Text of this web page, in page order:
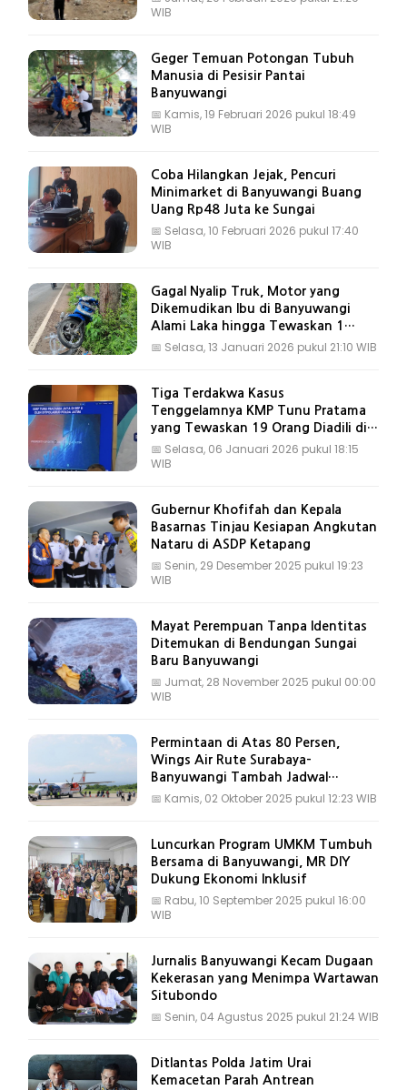
WIB
Geger Temuan Potongan Tubuh
Manusia di Pesisir Pantai
Banyuwangi
📅 Kamis, 19 Februari 2026 pukul 18:49
WIB
Coba Hilangkan Jejak, Pencuri
Minimarket di Banyuwangi Buang
Uang Rp48 Juta ke Sungai
📅 Selasa, 10 Februari 2026 pukul 17:40
WIB
Gagal Nyalip Truk, Motor yang
Dikemudikan Ibu di Banyuwangi
Alami Laka hingga Tewaskan 1
Anak
📅 Selasa, 13 Januari 2026 pukul 21:10 WIB
Tiga Terdakwa Kasus
Tenggelamnya KMP Tunu Pratama
yang Tewaskan 19 Orang Diadili di
PN Banyuwangi
📅 Selasa, 06 Januari 2026 pukul 18:15
WIB
Gubernur Khofifah dan Kepala
Basarnas Tinjau Kesiapan Angkutan
Nataru di ASDP Ketapang
📅 Senin, 29 Desember 2025 pukul 19:23
WIB
Mayat Perempuan Tanpa Identitas
Ditemukan di Bendungan Sungai
Baru Banyuwangi
📅 Jumat, 28 November 2025 pukul 00:00
WIB
Permintaan di Atas 80 Persen,
Wings Air Rute Surabaya-
Banyuwangi Tambah Jadwal
Penerbangan
📅 Kamis, 02 Oktober 2025 pukul 12:23 WIB
Luncurkan Program UMKM Tumbuh
Bersama di Banyuwangi, MR DIY
Dukung Ekonomi Inklusif
📅 Rabu, 10 September 2025 pukul 16:00
WIB
Jurnalis Banyuwangi Kecam Dugaan
Kekerasan yang Menimpa Wartawan
Situbondo
📅 Senin, 04 Agustus 2025 pukul 21:24 WIB
Ditlantas Polda Jatim Urai
Kemacetan Parah Antrean